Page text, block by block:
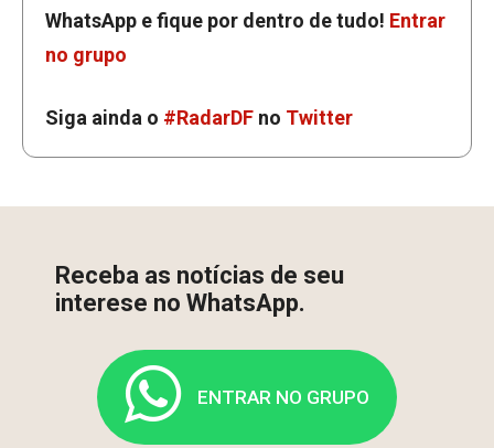
WhatsApp e fique por dentro de tudo! Entrar
no grupo
Siga ainda o #RadarDF no Twitter
Receba as notícias de seu
interese no WhatsApp.
ENTRAR NO GRUPO